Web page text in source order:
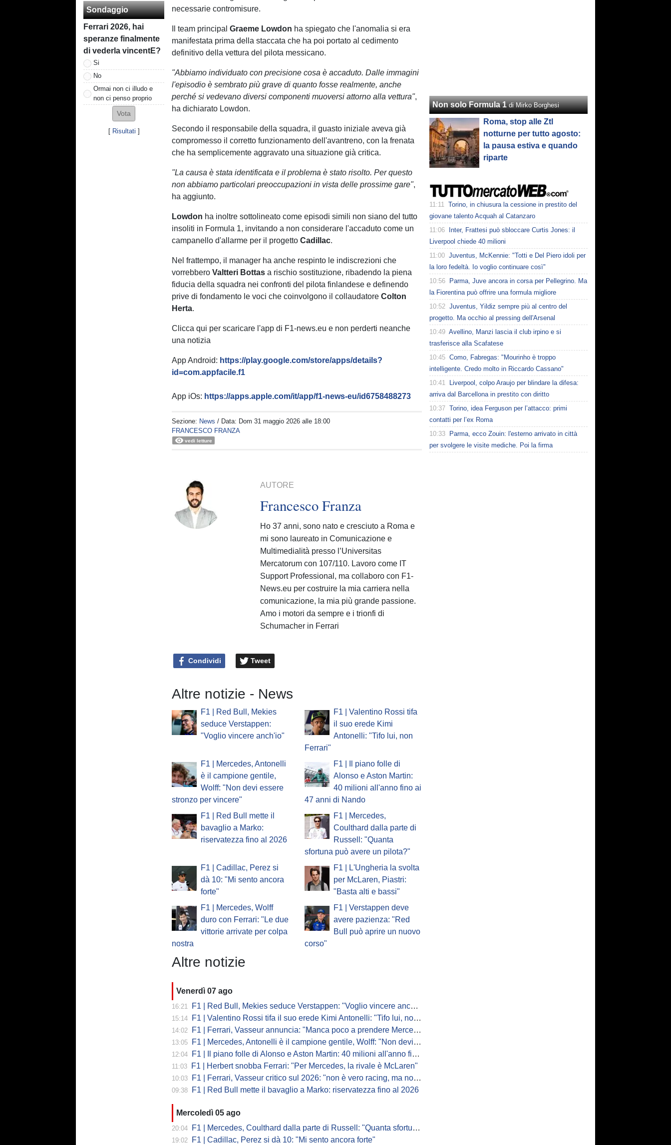
Sondaggio
Ferrari 2026, hai
speranze finalmente
di vederla vincentE?
Si
No
Ormai non ci illudo e
non ci penso proprio
[ Risultati ]
necessarie contromisure.
Il team principal Graeme Lowdon ha spiegato che l'anomalia si era
manifestata prima della staccata che ha poi portato al cedimento
definitivo della vettura del pilota messicano.
"Abbiamo individuato con precisione cosa è accaduto. Dalle immagini
l'episodio è sembrato più grave di quanto fosse realmente, anche
perché si vedevano diversi componenti muoversi attorno alla vettura",
ha dichiarato Lowdon.
Secondo il responsabile della squadra, il guasto iniziale aveva già
compromesso il corretto funzionamento dell'avantreno, con la frenata
che ha semplicemente aggravato una situazione già critica.
"La causa è stata identificata e il problema è stato risolto. Per questo
non abbiamo particolari preoccupazioni in vista delle prossime gare",
ha aggiunto.
Lowdon ha inoltre sottolineato come episodi simili non siano del tutto
insoliti in Formula 1, invitando a non considerare l'accaduto come un
campanello d'allarme per il progettoCadillac.
Nel frattempo, il manager ha anche respinto le indiscrezioni che
vorrebberoValtteri Bottas a rischio sostituzione, ribadendo la piena
fiducia della squadra nei confronti del pilota finlandese e definendo
prive di fondamento le voci che coinvolgono il collaudatoreColton
Herta.
Clicca qui per scaricare l'app di F1-news.eu e non perderti neanche
una notizia
App Android: https://play.google.com/store/apps/details?
id=com.appfacile.f1
App iOs: https://apps.apple.com/it/app/f1-news-eu/id6758488273
Sezione: News / Data: Dom 31 maggio 2026 alle 18:00
FRANCESCO FRANZA
vedi letture
AUTORE
Francesco Franza
Ho 37 anni, sono nato e cresciuto a Roma e
mi sono laureato in Comunicazione e
Multimedialità presso l’Universitas
Mercatorum con 107/110. Lavoro come IT
Support Professional, ma collaboro con F1-
News.eu per costruire la mia carriera nella
comunicazione, la mia più grande passione.
Amo i motori da sempre e i trionfi di
Schumacher in Ferrari
Condividi Tweet
Altre notizie - News
F1 | Red Bull, Mekies
seduce Verstappen:
"Voglio vincere anch'io"
F1 | Valentino Rossi tifa
il suo erede Kimi
Antonelli: "Tifo lui, non
Ferrari"
F1 | Mercedes, Antonelli
è il campione gentile,
Wolff: "Non devi essere
stronzo per vincere"
F1 | Il piano folle di
Alonso e Aston Martin:
40 milioni all'anno fino ai
47 anni di Nando
F1 | Red Bull mette il
bavaglio a Marko:
riservatezza fino al 2026
F1 | Mercedes,
Coulthard dalla parte di
Russell: "Quanta
sfortuna può avere un pilota?"
F1 | Cadillac, Perez si
dà 10: "Mi sento ancora
forte"
F1 | L'Ungheria la svolta
per McLaren, Piastri:
"Basta alti e bassi"
F1 | Mercedes, Wolff
duro con Ferrari: "Le due
vittorie arrivate per colpa
nostra
F1 | Verstappen deve
avere pazienza: "Red
Bull può aprire un nuovo
corso"
Altre notizie
Venerdì 07 ago
16:21 F1 | Red Bull, Mekies seduce Verstappen: "Voglio vincere anch'io"
15:14 F1 | Valentino Rossi tifa il suo erede Kimi Antonelli: "Tifo lui, non Ferrari"
14:02 F1 | Ferrari, Vasseur annuncia: "Manca poco a prendere Mercedes, ma non basterà l'ADUO"
13:05 F1 | Mercedes, Antonelli è il campione gentile, Wolff: "Non devi essere stronzo per vincere"
12:04 F1 | Il piano folle di Alonso e Aston Martin: 40 milioni all'anno fino ai 47 anni di Nando
11:03 F1 | Herbert snobba Ferrari: "Per Mercedes, la rivale è McLaren"
10:03 F1 | Ferrari, Vasseur critico sul 2026: "non è vero racing, ma non è artificiale"
09:38 F1 | Red Bull mette il bavaglio a Marko: riservatezza fino al 2026
Mercoledì 05 ago
20:04 F1 | Mercedes, Coulthard dalla parte di Russell: "Quanta sfortuna può avere un pilota?"
19:02 F1 | Cadillac, Perez si dà 10: "Mi sento ancora forte"
Non solo Formula 1 di Mirko Borghesi
Roma, stop alle Ztl
notturne per tutto agosto:
la pausa estiva e quando
riparte
11:11 Torino, in chiusura la cessione in prestito del
giovane talento Acquah al Catanzaro
11:06
Inter, Frattesi può sbloccare Curtis Jones: il
Liverpool chiede 40 milioni
11:00 Juventus, McKennie: "Totti e Del Piero idoli per
la loro fedeltà. Io voglio continuare così"
10:56
Parma, Juve ancora in corsa per Pellegrino. Ma
la Fiorentina può offrire una formula migliore
10:52 Juventus, Yildiz sempre più al centro del
progetto. Ma occhio al pressing dell'Arsenal
10:49 Avellino, Manzi lascia il club irpino e si
trasferisce alla Scafatese
10:45 Como, Fabregas: "Mourinho è troppo
intelligente. Credo molto in Riccardo Cassano"
10:41
Liverpool, colpo Araujo per blindare la difesa:
arriva dal Barcellona in prestito con diritto
10:37 Torino, idea Ferguson per l’attacco: primi
contatti per l’ex Roma
10:33
Parma, ecco Zouin: l'esterno arrivato in città
per svolgere le visite mediche. Poi la firma